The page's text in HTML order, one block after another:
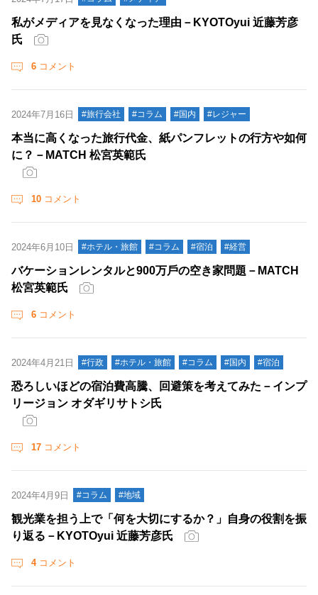
私がメディアを見なくなった理由－KYOTOyui 近藤芳彦
氏
6 コメント
2024年7月16日 #旅行会社 #コラム #国内 #レジャー
本当に高くなった旅行代金、紙パンフレットの行方や如何
に？－MATCH 松宮英範氏
10 コメント
2024年6月10日 #ホテル・旅館 #コラム #宿泊 #経営
バケーションレンタルと900万⼾の空き家問題－MATCH
松宮英範氏
6 コメント
2024年4月21日 #行政 #ホテル・旅館 #コラム #国内 #宿泊
恐ろしいほどの宿泊費高騰、回避策を考えてみた－インプ
リージョン オダギリサトシ氏
17 コメント
2024年4月9日 #コラム #地域
観光業を担う上で「何を大切にするか？」自身の役割を振
り返る－KYOTOyui 近藤芳彦氏
4コメント